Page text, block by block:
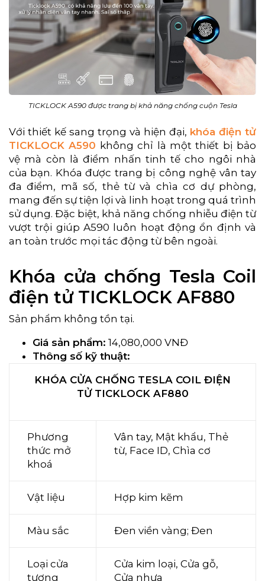
TICKLOCK A590 được trang bị khả năng chống cuộn Tesla
Với thiết kế sang trọng và hiện đại, khóa điện tử
TICKLOCK A590 không chỉ là một thiết bị bảo
vệ mà còn là điểm nhấn tinh tế cho ngôi nhà
của bạn. Khóa được trang bị công nghệ vân tay
đa điểm, mã số, thẻ từ và chìa cơ dự phòng,
mang đến sự tiện lợi và linh hoạt trong quá trình
sử dụng. Đặc biệt, khả năng chống nhiễu điện từ
vượt trội giúp A590 luôn hoạt động ổn định và
an toàn trước mọi tác động từ bên ngoài.
Khóa cửa chống Tesla Coil
điện tử TICKLOCK AF880
Sản phẩm không tồn tại.
Giá sản phẩm: 14,080,000 VNĐ
Thông số kỹ thuật:
KHÓA CỬA CHỐNG TESLA COIL ĐIỆN
TỬ TICKLOCK AF880
Phương
thức mở
khoá
Vân tay, Mật khẩu, Thẻ
từ, Face ID, Chìa cơ
Vật liệu Hợp kim kẽm
Màu sắc Đen viền vàng; Đen
Loại cửa
tương
Cửa kim loại, Cửa gỗ,
Cửa nhựa